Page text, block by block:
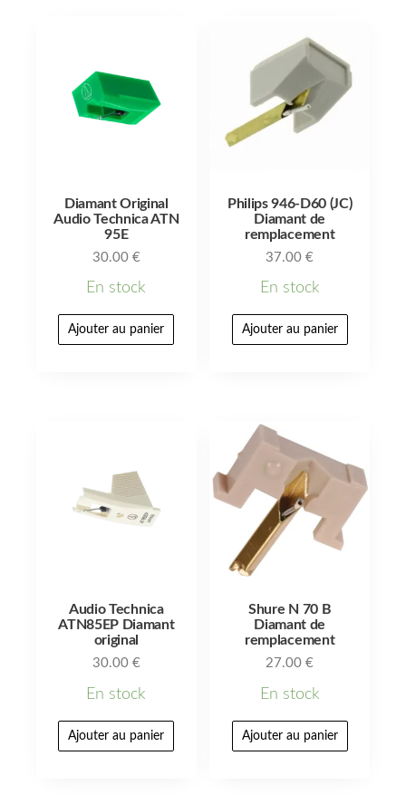
Diamant Original
Audio Technica ATN
95E
30.00 €
En stock
Ajouter au panier
Philips 946-D60 (JC)
Diamant de
remplacement
37.00€
En stock
Ajouter au panier
Audio Technica
ATN85EP Diamant
original
30.00 €
En stock
Ajouter au panier
Shure N 70 B
Diamant de
remplacement
27.00€
En stock
Ajouter au panier